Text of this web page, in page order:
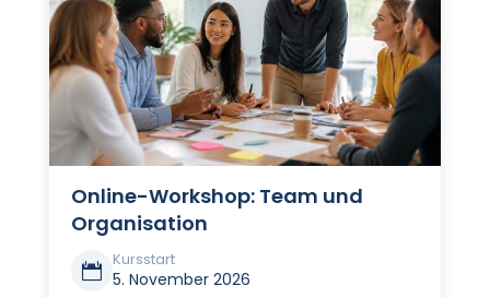
Online-Workshop: Team und
Organisation

Kursstart
5. November 2026